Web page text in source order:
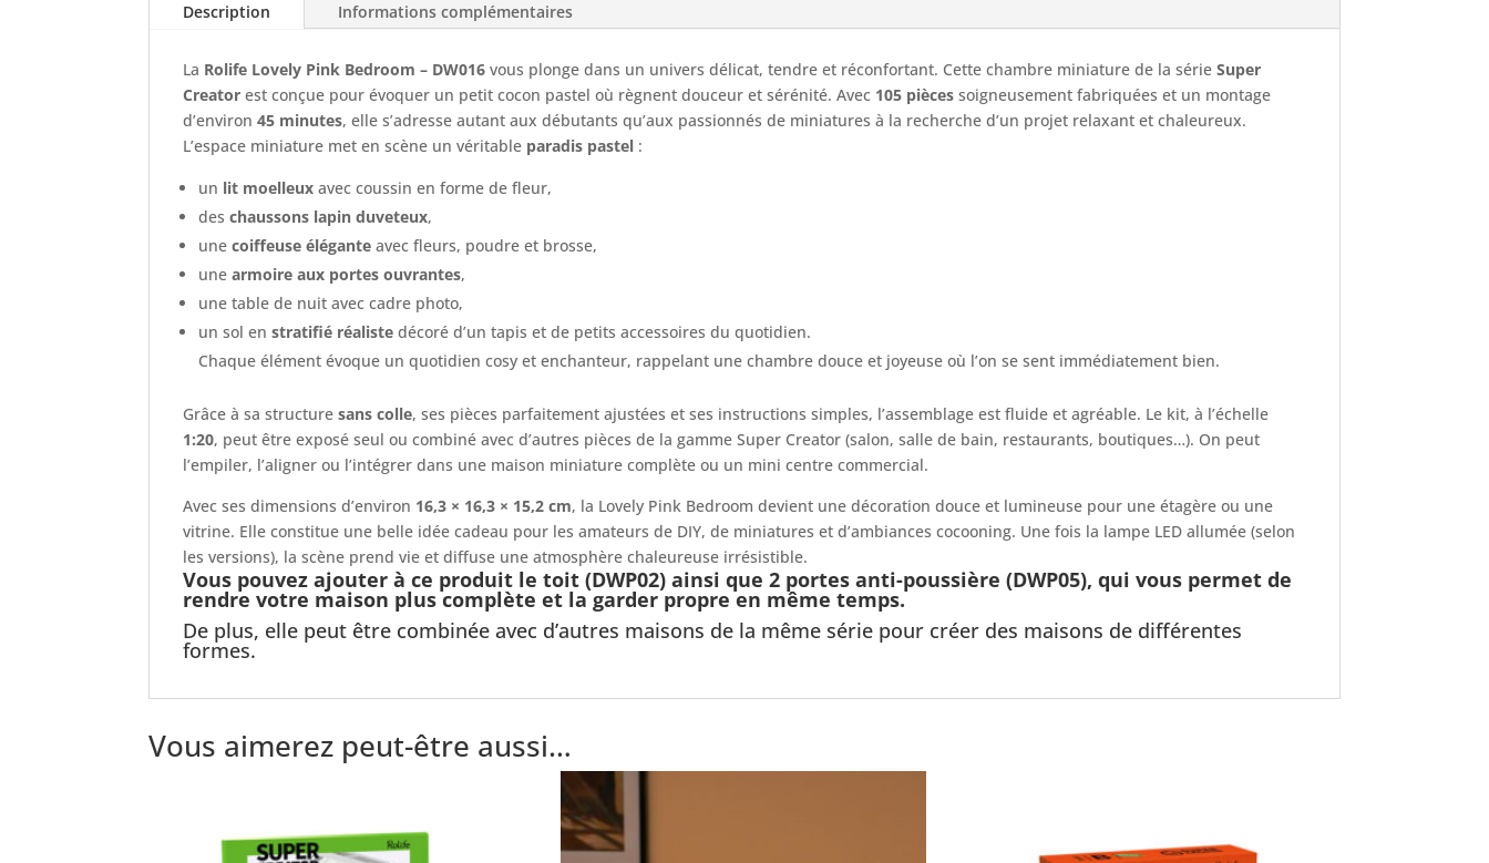
Description Informations complémentaires
La Rolife Lovely Pink Bedroom – DW016 vous plonge dans un univers délicat, tendre et réconfortant. Cette chambre miniature de la sérieSuper
Creator est conçue pour évoquer un petit cocon pastel où règnent douceur et sérénité. Avec 105 pièces soigneusement fabriquées et un montage
d’environ45 minutes, elle s’adresse autant aux débutants qu’aux passionnés de miniatures à la recherche d’un projet relaxant et chaleureux.
L’espace miniature met en scène un véritable paradis pastel :
un lit moelleux avec coussin en forme de fleur,
deschaussons lapin duveteux,
unecoiffeuse élégante avec fleurs, poudre et brosse,
unearmoire aux portes ouvrantes,
une table de nuit avec cadre photo,
un sol enstratifié réaliste décoré d’un tapis et de petits accessoires du quotidien.
Chaque élément évoque un quotidien cosy et enchanteur, rappelant une chambre douce et joyeuse où l’on se sent immédiatement bien.
Grâce à sa structuresans colle, ses pièces parfaitement ajustées et ses instructions simples, l’assemblage est fluide et agréable. Le kit, à l’échelle
1:20, peut être exposé seul ou combiné avec d’autres pièces de la gamme Super Creator (salon, salle de bain, restaurants, boutiques…). On peut
l’empiler, l’aligner ou l’intégrer dans une maison miniature complète ou un mini centre commercial.
Avec ses dimensions d’environ 16,3 × 16,3 × 15,2 cm, la Lovely Pink Bedroom devient une décoration douce et lumineuse pour une étagère ou une
vitrine. Elle constitue une belle idée cadeau pour les amateurs de DIY, de miniatures et d’ambiances cocooning. Une fois la lampe LED allumée (selon
les versions), la scène prend vie et diffuse une atmosphère chaleureuse irrésistible.
Vous pouvez ajouter à ce produit le toit (DWP02) ainsi que 2 portes anti-poussière (DWP05), qui vous permet de
rendre votre maison plus complète et la garder propre en même temps.
De plus, elle peut être combinée avec d’autres maisons de la même série pour créer des maisons de différentes
formes.
Vous aimerez peut-être aussi…